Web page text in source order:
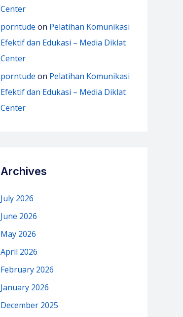
Center
porntude on Pelatihan Komunikasi
Efektif dan Edukasi – Media Diklat
Center
porntude on Pelatihan Komunikasi
Efektif dan Edukasi – Media Diklat
Center
Archives
July 2026
June 2026
May 2026
April 2026
February 2026
January 2026
December 2025